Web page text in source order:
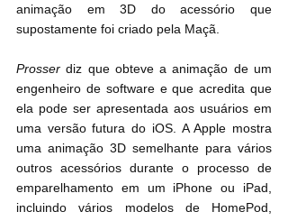
animação em 3D do acessório que
supostamente foi criado pela Maçã.
Prosser diz que obteve a animação de um
engenheiro de software e que acredita que
ela pode ser apresentada aos usuários em
uma versão futura do iOS. A Apple mostra
uma animação 3D semelhante para vários
outros acessórios durante o processo de
emparelhamento em um iPhone ou iPad,
incluindo vários modelos de HomePod,